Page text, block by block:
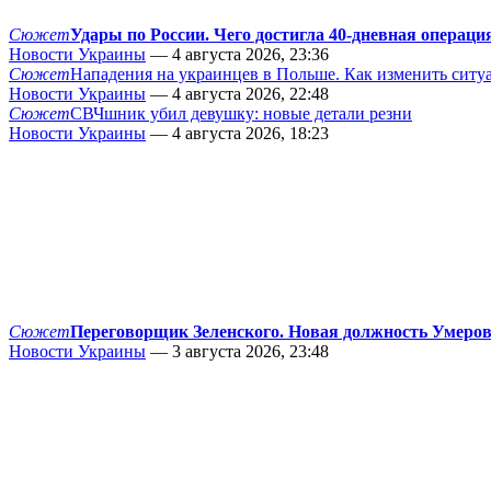
СюжетУдары по России. Чего достигла 40-дневная
Новости Украины — 4 августа 2026, 23:36
СюжетНападения на украинцев в Польше. Как изменить
Новости Украины — 4 августа 2026, 22:48
СюжетСВЧшник убил девушку: новые детали резни
Новости Украины — 4 августа 2026, 18:23
СюжетПереговорщик Зеленского. Новая должность
Новости Украины — 3 августа 2026, 23:48